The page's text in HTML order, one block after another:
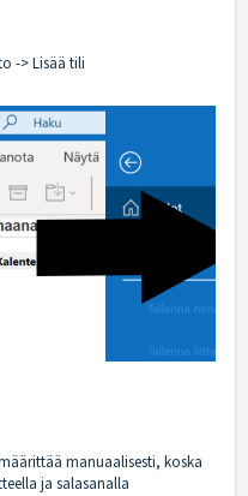
-> Lisää tili
manuaalisesti, koska
ja salasanalla